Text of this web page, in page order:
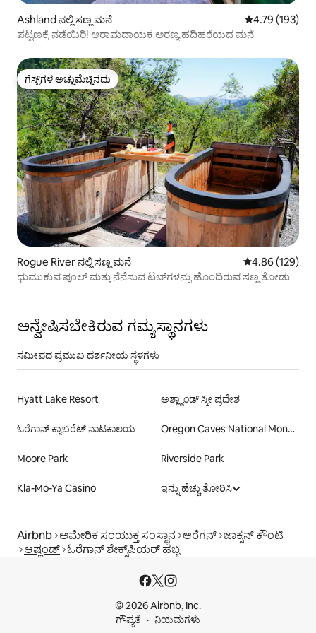
Ashland ನಲ್ಲಿ ಸಣ್ಣ ಮನೆ 5 ರಲ್ಲಿ 4.79
4.79 (193)
ಪಟ್ಟಣಕ್ಕೆ ನಡೆಯಿರಿ! ಆರಾಮದಾಯಕ ಅರಣ್ಯ ಹದಿಹರೆಯದ ಮನೆ
ಗೆಸ್ಟ್‌ಗಳ ಅಚ್ಚುಮೆಚ್ಚಿನದು
ಗೆಸ್ಟ್‌ಗಳ ಅಚ್ಚುಮೆಚ್ಚಿನದು
Rogue River ನಲ್ಲಿ ಸಣ್ಣ ಮನೆ 5 ರಲ್ಲಿ 4.86
4.86 (129)
ಧುಮುಕುವ ಪೂಲ್ ಮತ್ತು ನೆನೆಸುವ ಟಬ್‌ಗಳನ್ನು ಹೊಂದಿರುವ ಸಣ್ಣ ತೋಡು
ಅನ್ವೇಷಿಸಬೇಕಿರುವ ಗಮ್ಯಸ್ಥಾನಗಳು
ಸಮೀಪದ ಪ್ರಮುಖ ದರ್ಶನೀಯ ಸ್ಥಳಗಳು
Hyatt Lake Resort ಅಶ್ಲ್ಯಾಂಡ್ ಸ್ಕೀ ಪ್ರದೇಶ
ಓರೆಗಾನ್ ಕ್ಯಾಬರೆಟ್ ನಾಟಕಾಲಯ Oregon Caves National Monument &amp; Preserve
Moore Park Riverside Park
Kla-Mo-Ya Casino ಇನ್ನು ಹೆಚ್ಚು ತೋರಿಸಿ
Airbnb ಅಮೇರಿಕ ಸಂಯುಕ್ತ ಸಂಸ್ಥಾನ ಆರೆಗನ್ ಜಾಕ್ಸನ್ ಕೌಂಟಿ
ಆಷ್ಲಂಡ್ ಓರೆಗಾನ್ ಶೇಕ್ಸ್‌ಪಿಯರ್ ಹಬ್ಬ
© 2026 Airbnb, Inc.
ಗೌಪ್ಯತೆ
ನಿಯಮಗಳು